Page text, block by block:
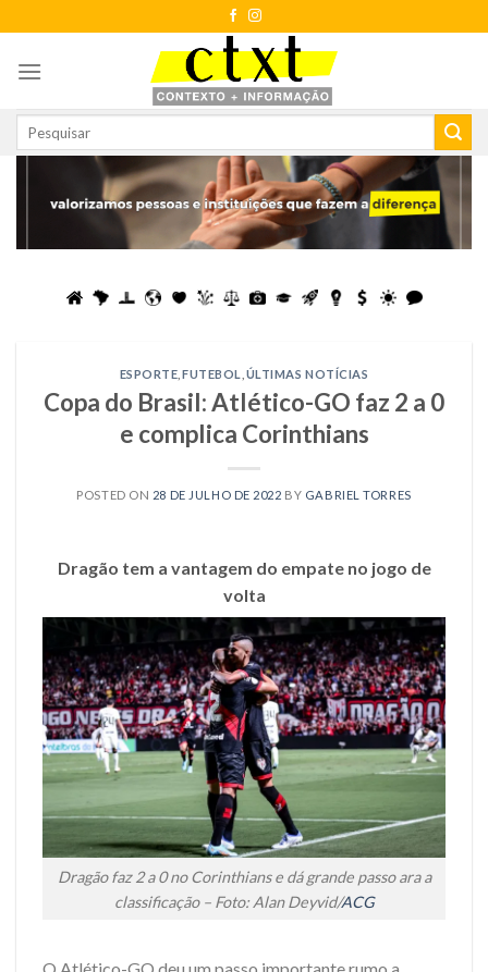
to
content
ESPORTE ,FUTEBOL ÚLTIMAS NOTÍCIAS
Copa do Brasil: Atlético-GO faz 2 a 0
e complica Corinthians
POSTED ON 28 DE JULHO DE 2022 BY GABRIEL TORRES
Dragão tem a vantagem do empate no jogo de
volta
Dragão faz 2 a 0 no Corinthians e dá grande passo ara a
classificação – Foto: Alan Deyvid/ACG